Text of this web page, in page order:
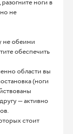
ноги в
не
не обеими
обеспечить
области вы
(ноги
— активно
стоит